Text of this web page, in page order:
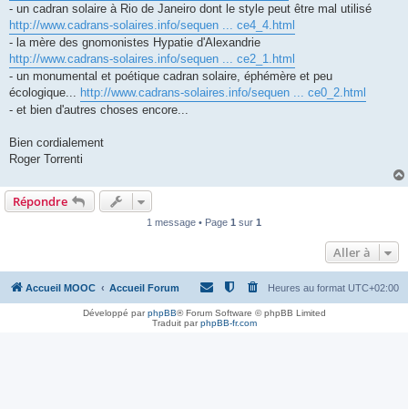
- un cadran solaire à Rio de Janeiro dont le style peut être mal utilisé
http://www.cadrans-solaires.info/sequen ... ce4_4.html
- la mère des gnomonistes Hypatie d'Alexandrie
http://www.cadrans-solaires.info/sequen ... ce2_1.html
- un monumental et poétique cadran solaire, éphémère et peu
écologique... http://www.cadrans-solaires.info/sequen ... ce0_2.html
- et bien d'autres choses encore...
Bien cordialement
Roger Torrenti
Répondre
1 message • Page 1 sur 1
Aller à
Accueil MOOC Accueil Forum Heures au format UTC+02:00
Développé parphpBB® Forum Software © phpBB Limited
Traduit parphpBB-fr.com